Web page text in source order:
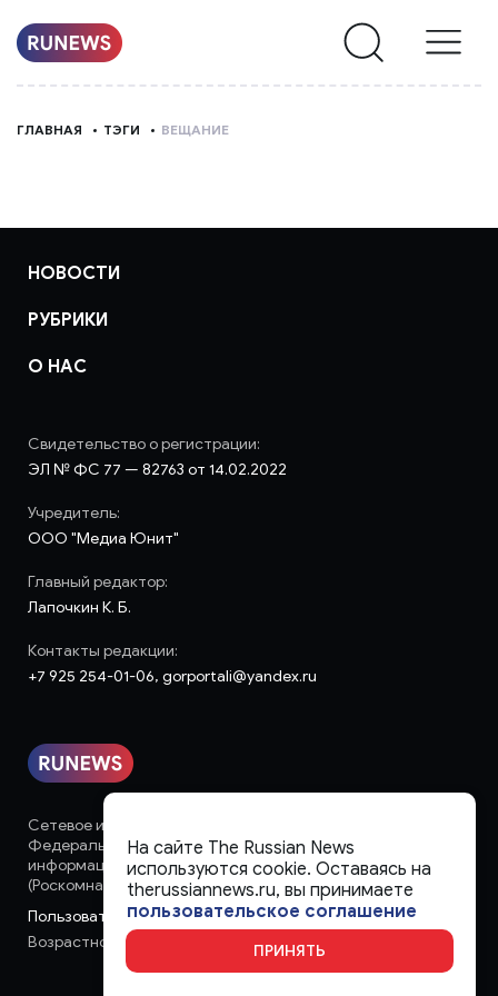
О
НАС
ГЛАВНАЯ ТЭГИ ВЕЩАНИЕ
НОВОСТИ
РУБРИКИ
О НАС
Сетевое издание «runews» (18+) зарегистрировано в
Федеральной службе по надзору в сфере связи,
информационных технологий и массовых коммуникаций
(Роскомнадзор)
Пользовательское соглашение
Возрастное ограничение:
Свидетельство о регистрации:
ЭЛ № ФС 77 — 82763 от 14.02.2022
Учредитель:
ООО "Медиа Юнит"
Главный редактор:
Лапочкин К. Б.
Контакты редакции:
+7 925 254-01-06, gorportali@yandex.ru
На сайте The Russian News
используются cookie. Оставаясь на
therussiannews.ru, вы принимаете
пользовательское соглашение
ПРИНЯТЬ